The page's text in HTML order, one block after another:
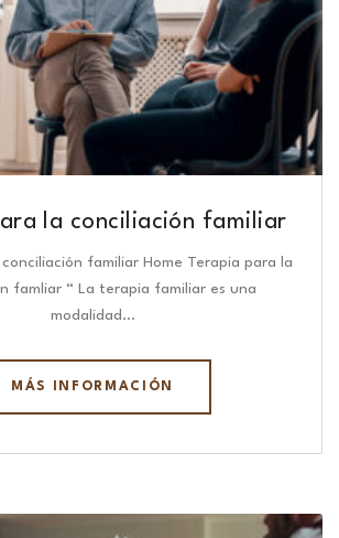
la conciliación familiar
familiar Home Terapia para la
famliar “ La terapia familiar es una
modalidad…
MÁS INFORMACIÓN